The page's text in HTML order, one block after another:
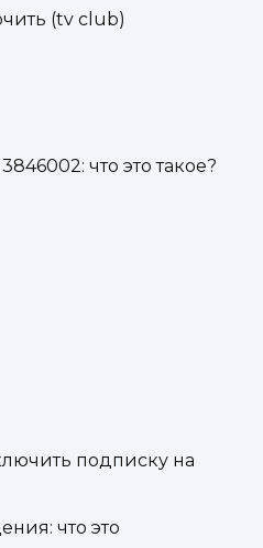
(tv club)
что это такое?
подписку на
что это